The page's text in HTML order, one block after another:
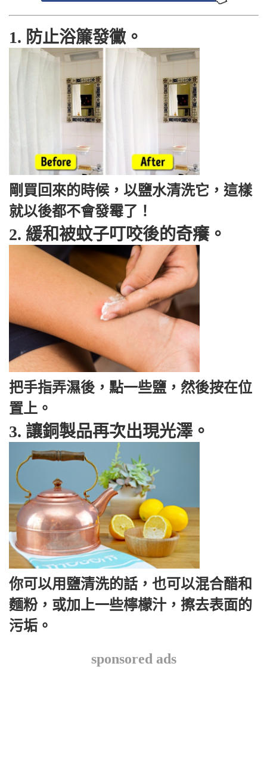
1. 防止浴簾發黴。
剛買回來的時候，以鹽水清洗它，這樣
就以後都不會發霉了！
2. 緩和被蚊子叮咬後的奇癢。
把手指弄濕後，點一些鹽，然後按在位
置上。
3. 讓銅製品再次出現光澤。
你可以用鹽清洗的話，也可以混合醋和
麵粉，或加上一些檸檬汁，擦去表面的
污垢。
sponsored ads